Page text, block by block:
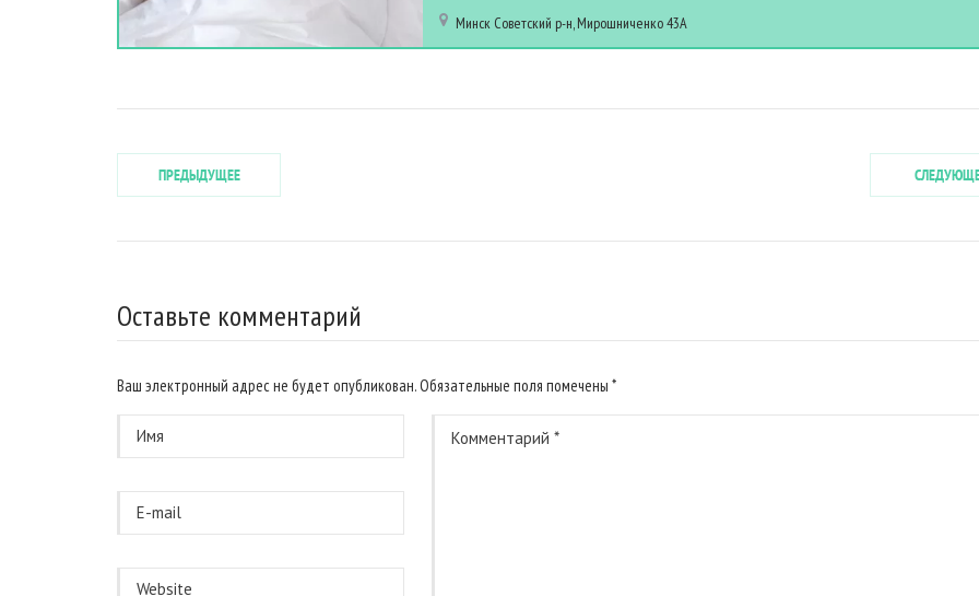
Минск Советский р-н, Мирошниченко 43А
ПРЕДЫДУЩЕЕ
Оставьте комментарий
Ваш электронный адрес не будет опубликован. Обязательные поля помечены *